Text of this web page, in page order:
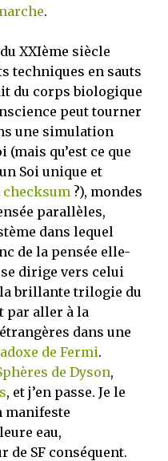
.
XXIème siècle
techniques en sauts
du corps biologique
peut tourner
une simulation
qu’est ce que
Soi unique et
checksum ?), mondes
parallèles,
dans lequel
de la pensée elle-
dirige vers celui
brillante trilogie du
par aller à la
dans une
de Fermi.
de Dyson,
, et j’en passe. Je le
manifeste
eau,
de SF conséquent.